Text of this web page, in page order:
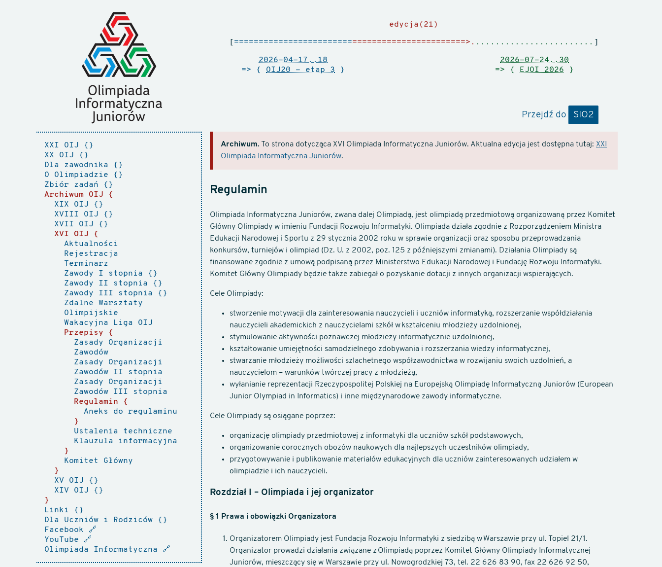
edycja(21)
2026-04-17..18
=> { OIJ20 - etap 3 }
2026-07-24..30
=> {
EJOI 2026 }
[ ===============================================>. ........................ ]
Przejdź do SIO2
XXI OIJ
XX OIJ
Dla zawodnika
O Olimpiadzie
Zbiór zadań
Archiwum OIJ
XIX OIJ
XVIII OIJ
XVII OIJ
XVI OIJ
Aktualności
Rejestracja
Terminarz
Zawody I stopnia
Zawody II stopnia
Zawody III stopnia
Zdalne Warsztaty
Olimpijskie
Wakacyjna Liga OIJ
Przepisy
Zasady Organizacji
Zawodów
Zasady Organizacji
Zawodów II stopnia
Zasady Organizacji
Zawodów III stopnia
Regulamin
Aneks do regulaminu
Ustalenia techniczne
Klauzula informacyjna
Komitet Główny
XV OIJ
XIV OIJ
Linki
Dla Uczniów i Rodziców
Facebook 🔗
YouTube 🔗
Olimpiada Informatyczna
🔗
Archiwum. To strona dotycząca XVI Olimpiada Informatyczna Juniorów. Aktualna edycja jest dostępna tutaj: XXI
Olimpiada Informatyczna Juniorów.
Regulamin
Olimpiada Informatyczna Juniorów, zwana dalej Olimpiadą, jest olimpiadą przedmiotową organizowaną przez Komitet
Główny Olimpiady w imieniu Fundacji Rozwoju Informatyki. Olimpiada działa zgodnie z Rozporządzeniem Ministra
Edukacji Narodowej i Sportu z 29 stycznia 2002 roku w sprawie organizacji oraz sposobu przeprowadzania
konkursów, turniejów i olimpiad (Dz. U. z 2002, poz. 125 z późniejszymi zmianami). Działania Olimpiady są
finansowane zgodnie z umową podpisaną przez Ministerstwo Edukacji Narodowej i Fundację Rozwoju Informatyki.
Komitet Główny Olimpiady będzie także zabiegał o pozyskanie dotacji z innych organizacji wspierających.
Cele Olimpiady:
stworzenie motywacji dla zainteresowania nauczycieli i uczniów informatyką, rozszerzanie współdziałania
nauczycieli akademickich z nauczycielami szkół w kształceniu młodzieży uzdolnionej,
stymulowanie aktywności poznawczej młodzieży informatycznie uzdolnionej,
kształtowanie umiejętności samodzielnego zdobywania i rozszerzania wiedzy informatycznej,
stwarzanie młodzieży możliwości szlachetnego współzawodnictwa w rozwijaniu swoich uzdolnień, a
nauczycielom – warunków twórczej pracy z młodzieżą,
wyłanianie reprezentacji Rzeczypospolitej Polskiej na Europejską Olimpiadę Informatyczną Juniorów (European
Junior Olympiad in Informatics) i inne międzynarodowe zawody informatyczne.
Cele Olimpiady są osiągane poprzez:
organizację olimpiady przedmiotowej z informatyki dla uczniów szkół podstawowych,
organizowanie corocznych obozów naukowych dla najlepszych uczestników olimpiady,
przygotowywanie i publikowanie materiałów edukacyjnych dla uczniów zainteresowanych udziałem w
olimpiadzie i ich nauczycieli.
Rozdział I – Olimpiada i jej organizator
§ 1 Prawa i obowiązki Organizatora
Organizatorem Olimpiady jest Fundacja Rozwoju Informatyki z siedzibą w Warszawie przy ul. Topiel 21/1.
Organizator prowadzi działania związane z Olimpiadą poprzez Komitet Główny Olimpiady Informatycznej
Juniorów, mieszczący się w Warszawie przy ul. Nowogrodzkiej 73, tel. 22 626 83 90, fax 22 626 92 50,